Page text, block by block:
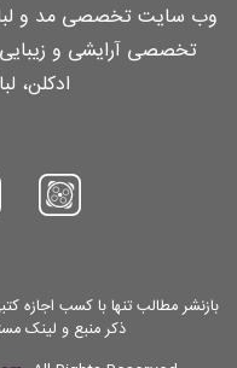
وب سایت تخصصی مد و
تخصصی آرایشی و
ادکلن،
بازنشر مطالب تنها با کسب
ذکر منبع و لینک